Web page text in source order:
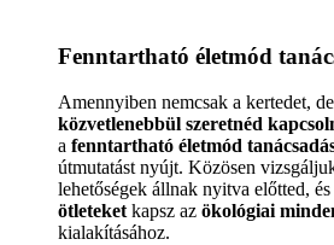
Fenntartható életmód
Amennyiben nemcsak a kertedet,
közvetlenebbül szeretnéd
a fenntartható életmód
útmutatást nyújt. Közösen
lehetőségek állnak nyitva előtted, és
ötleteketkapsz az ökológiai
kialakításához.